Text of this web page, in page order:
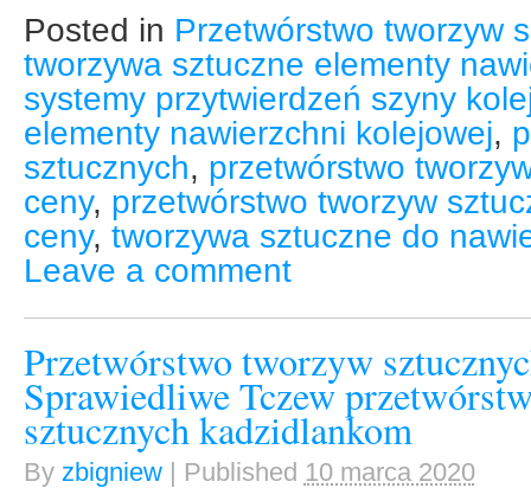
Posted in Przetwórstwo tworzyw
tworzywa sztuczne elementy
systemy przytwierdzeń szyny
elementy nawierzchni kolejowej,
sztucznych, przetwórstwo
ceny, przetwórstwo tworzyw
ceny, tworzywa sztuczne do
Leave a comment
Przetwórstwo tworzyw
Sprawiedliwe Tczew
sztucznych kadzidlankom
By zbigniew | Published 10 marca 2020